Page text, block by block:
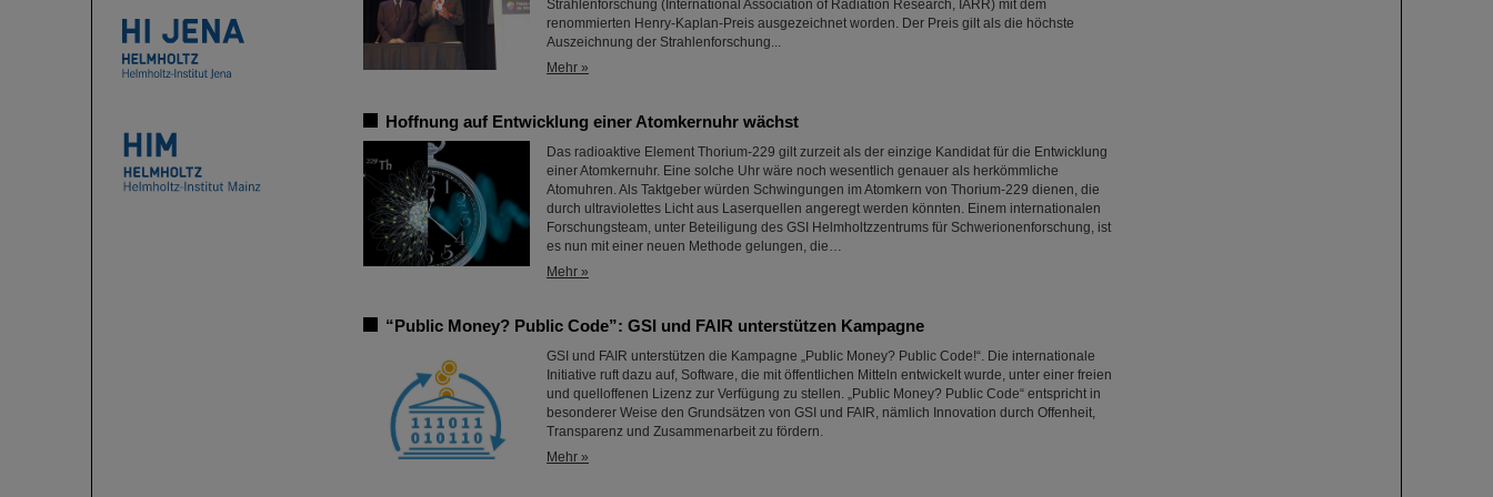
Strahlenforschung (International Association of Radiation Research, IARR) mit dem
renommierten Henry-Kaplan-Preis ausgezeichnet worden. Der Preis gilt als die höchste
Auszeichnung der Strahlenforschung...
Mehr »
Hoffnung auf Entwicklung einer Atomkernuhr wächst
Das radioaktive Element Thorium-229 gilt zurzeit als der einzige Kandidat für die Entwicklung
einer Atomkernuhr. Eine solche Uhr wäre noch wesentlich genauer als herkömmliche
Atomuhren. Als Taktgeber würden Schwingungen im Atomkern von Thorium-229 dienen, die
durch ultraviolettes Licht aus Laserquellen angeregt werden könnten. Einem internationalen
Forschungsteam, unter Beteiligung des GSI Helmholtzzentrums für Schwerionenforschung, ist
es nun mit einer neuen Methode gelungen, die…
Mehr »
“Public Money? Public Code”: GSI und FAIR unterstützen Kampagne
GSI und FAIR unterstützen die Kampagne „Public Money? Public Code!“. Die internationale
Initiative ruft dazu auf, Software, die mit öffentlichen Mitteln entwickelt wurde, unter einer freien
und quelloffenen Lizenz zur Verfügung zu stellen. „Public Money? Public Code“ entspricht in
besonderer Weise den Grundsätzen von GSI und FAIR, nämlich Innovation durch Offenheit,
Transparenz und Zusammenarbeit zu fördern.
Mehr »